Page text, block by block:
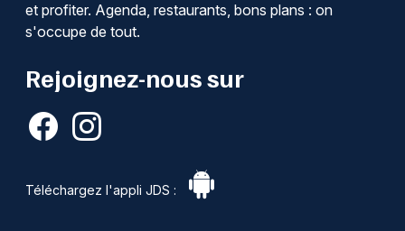
et profiter. Agenda, restaurants, bons plans : on
s'occupe de tout.
Rejoignez-nous sur
Téléchargez l'appli JDS :